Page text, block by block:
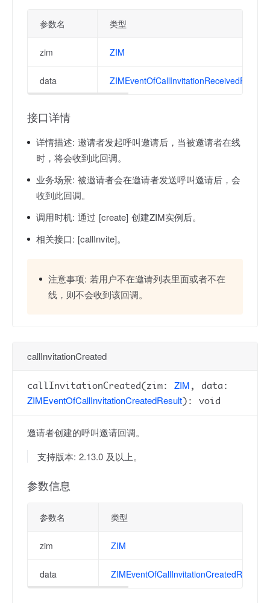
参数名 类型
zim ZIM
data ZIMEventOfCallInvitationReceivedResult
接口详情
详情描述: 邀请者发起呼叫邀请后，当被邀请者在线
时，将会收到此回调。
业务场景: 被邀请者会在邀请者发送呼叫邀请后，会
收到此回调。
调用时机: 通过 [create] 创建ZIM实例后。
相关接口: [callInvite]。
注意事项: 若用户不在邀请列表里面或者不在
线，则不会收到该回调。
callInvitationCreated
callInvitationCreated(zim: ZIM , data:
ZIMEventOfCallInvitationCreatedResult): void
邀请者创建的呼叫邀请回调。
支持版本: 2.13.0 及以上。
参数信息
参数名 类型
zim ZIM
data ZIMEventOfCallInvitationCreatedResult